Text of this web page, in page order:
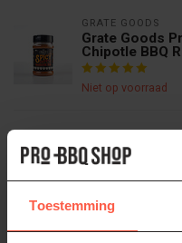
Toestemming
GRATE GOODS
Grate Goods
Chipotle BBQ
Niet op voorraad
Grate Goods
Steak BBQ Rub
Niet op voorraad